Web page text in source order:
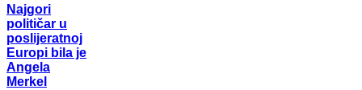
Najgori
političar u
poslijeratnoj
Europi bila je
Angela
Merkel